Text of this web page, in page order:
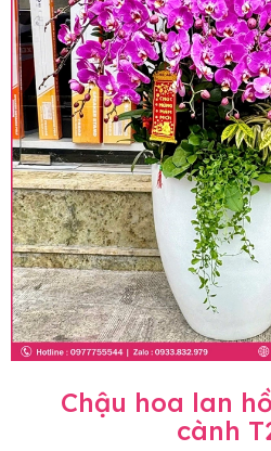
Chậu hoa lan
cành